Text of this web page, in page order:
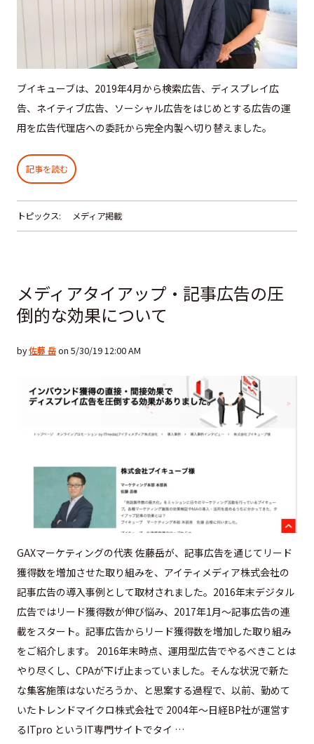
ブイキューブは、2019年4月から検索広告、ディスプレイ広
告、ネイティブ広告、ソーシャル広告をはじめとする広告の運
用を広告代理店への委託から完全内製へ切り替えました。
記事を読む
トピックス: メディア掲載
メディアタイアップ・記事広告の圧
倒的な効果について
by佐藤 岳on 5/30/19 12:00 AM
GAXマーケティングの代表 佐藤岳が、記事広告を通じてリード
獲得数を増加させた取り組みを、アイティメディア株式会社の
記事広告の導入事例として取材されました。2016年末デジタル
広告ではリード獲得数が伸び悩み、2017年1月〜記事広告の連
載をスタート。記事広告からリード獲得数を増加した取り組み
をご紹介します。 2016年末時点、運用型広告でやるべきことは
やり尽くし、CPAが下げ止まっていました。そんな状況で新た
な集客施策はないだろうか、と思案する過程で、以前、勤めて
いたトレンドマイクロ株式会社で 2004年〜日経BP社が運営す
るITpro というIT専門サイトでタイ …